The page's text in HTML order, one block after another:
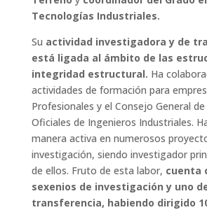
Tecnologías Industriales.
Su actividad investigadora y de
está ligada al ámbito de las
integridad estructural. Ha
actividades de formación para
Profesionales y el Consejo General
Oficiales de Ingenieros Industriales.
manera activa en numerosos
investigación, siendo investigador
de ellos. Fruto de esta labor, cuenta
sexenios de investigación y uno
transferencia, habiendo dirigido